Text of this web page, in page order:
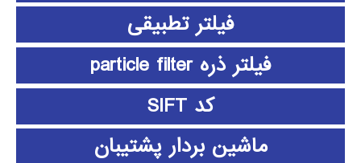
فیلتر تطبیقی
فیلتر ذره particle filter
کد SIFT
ماشین بردار پشتیبان